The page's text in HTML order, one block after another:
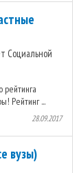
Социальной
Рейтинг ...
28.09.2017
вузы)